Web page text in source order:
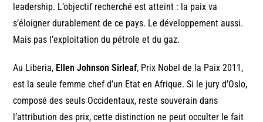
leadership. L’objectif recherché est atteint : la paix va
s’éloigner durablement de ce pays. Le développement aussi.
Mais pas l’exploitation du pétrole et du gaz.
Au Liberia, Ellen Johnson Sirleaf, Prix Nobel de la Paix 2011,
est la seule femme chef d’un Etat en Afrique. Si le jury d’Oslo,
composé des seuls Occidentaux, reste souverain dans
l’attribution des prix, cette distinction ne peut occulter le fait